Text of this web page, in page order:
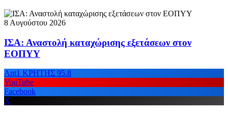
8 Αυγούστου 2026
ΙΣΑ: Αναστολή καταχώρισης εξετάσεων στον
ΕΟΠΥΥ
Ant1 ΚΡΗΤΗΣ 95.8
YouTube
Facebook
X